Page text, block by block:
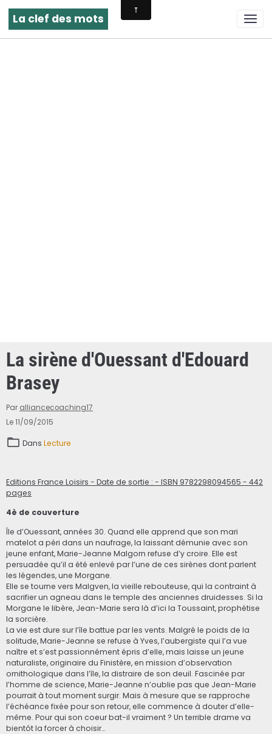
La clef des mots
La sirène d'Ouessant d'Edouard
Brasey
Par alliancecoaching17
Le 11/09/2015
Dans Lecture
Editions France Loisirs - Date de sortie : - ISBN 9782298094565 - 442
pages
4è de couverture
Île d’Ouessant, années 30. Quand elle apprend que son mari
matelot a péri dans un naufrage, la laissant démunie avec son
jeune enfant, Marie-Jeanne Malgorn refuse d’y croire. Elle est
persuadée qu’il a été enlevé par l’une de ces sirènes dont parlent
les légendes, une Morgane.
Elle se tourne vers Malgven, la vieille rebouteuse, qui la contraint à
sacrifier un agneau dans le temple des anciennes druidesses. Si la
Morgane le libère, Jean-Marie sera là d’ici la Toussaint, prophétise
la sorcière.
La vie est dure sur l’île battue par les vents. Malgré le poids de la
solitude, Marie-Jeanne se refuse à Yves, l’aubergiste qui l’a vue
naître et s’est passionnément épris d’elle, mais laisse un jeune
naturaliste, originaire du Finistère, en mission d’observation
ornithologique dans l’île, la distraire de son deuil. Fascinée par
l’homme de science, Marie-Jeanne n’oublie pas que Jean-Marie
pourrait à tout moment surgir. Mais à mesure que se rapproche
l’échéance fixée pour son retour, elle commence à douter d’elle-
même. Pour qui son coeur bat-il vraiment ? Un terrible drame va
bientôt la forcer à choisir…